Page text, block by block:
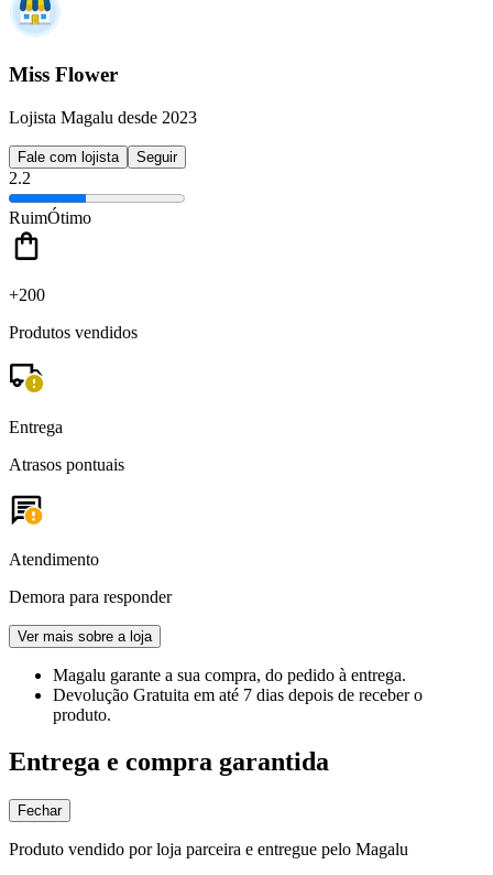
Miss Flower
Lojista Magalu desde 2023
Fale com lojista Seguir
2.2
RuimÓtimo
+200
Produtos vendidos
Entrega
Atrasos pontuais
Atendimento
Demora para responder
Ver mais sobre a loja
Magalu garante a sua compra, do pedido à entrega.
Devolução Gratuita em até 7 dias depois de receber o
produto.
Entrega e compra garantida
Fechar
Produto vendido por loja parceira e entregue pelo Magalu